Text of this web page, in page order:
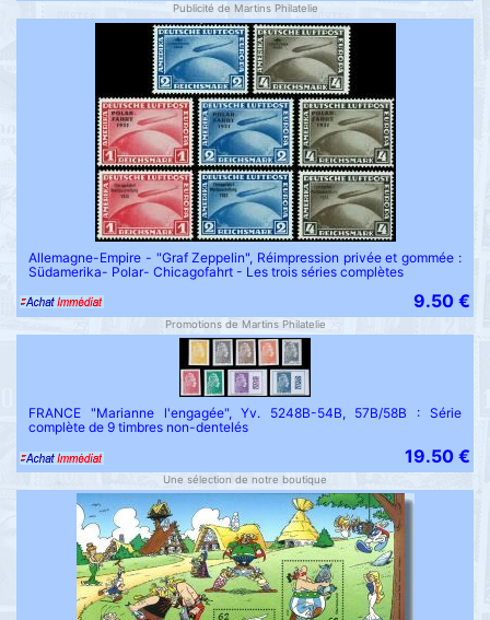
Publicité de Martins Philatelie
Allemagne-Empire - "Graf Zeppelin", Réimpression privée et gommée :
Südamerika- Polar- Chicagofahrt - Les trois séries complètes
9.50 €
Promotions de Martins Philatelie
FRANCE "Marianne l'engagée", Yv. 5248B-54B, 57B/58B : Série
complète de 9 timbres non-dentelés
19.50 €
Une sélection de notre boutique